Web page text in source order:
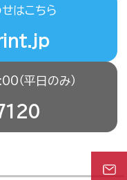
はこちら
（平日のみ）